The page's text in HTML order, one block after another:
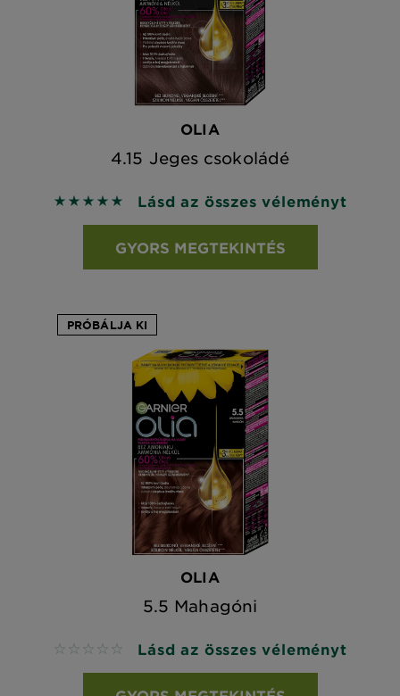
OLIA
4.15 Jeges csokoládé
5 out of 5 stars based on reviews
Lásd az összes véleményt
GYORS MEGTEKINTÉS
PRÓBÁLJA KI
OLIA
5.5 Mahagóni
No reviews Lásd az összes véleményt